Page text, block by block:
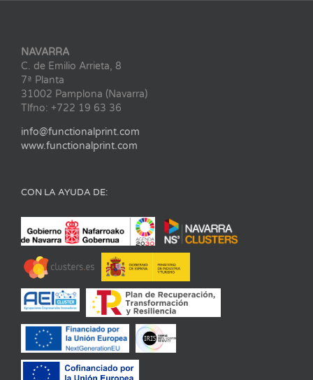
NAVARRA
C. de Emilio Arrieta, 8
7ª Planta
31002 Pamplona (Navarra)
Tlfno: +722 19 63 36
info@functionalprint.com
www.functionalprint.com
CON LA AYUDA DE: